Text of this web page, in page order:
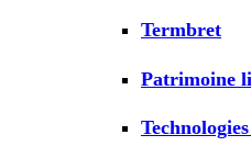
Termbret
Patrimoine